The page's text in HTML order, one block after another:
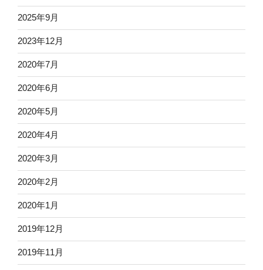
2025年9月
2023年12月
2020年7月
2020年6月
2020年5月
2020年4月
2020年3月
2020年2月
2020年1月
2019年12月
2019年11月